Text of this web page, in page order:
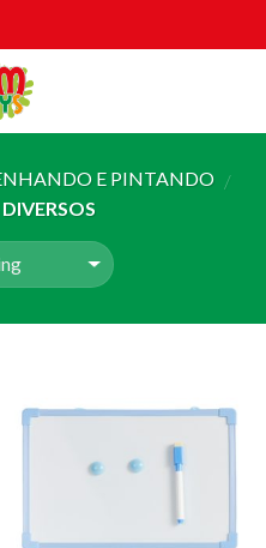
E PINTANDO /